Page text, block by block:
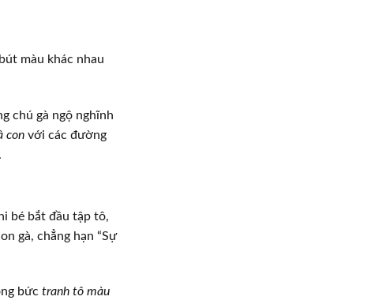
màu khác nhau
chú gà ngộ nghĩnh
con với các đường
bé bắt đầu tập tô,
gà, chẳng hạn “Sự
bức tranh tô màu